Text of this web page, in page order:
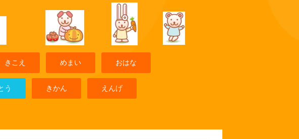
きこえ めまい おはな
う きかん えんげ